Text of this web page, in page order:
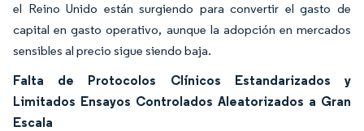
el Reino Unido están surgiendo para convertir el gasto de
capital en gasto operativo, aunque la adopción en mercados
sensibles al precio sigue siendo baja.
Falta de Protocolos Clínicos Estandarizados y
Limitados Ensayos Controlados Aleatorizados a Gran
Escala